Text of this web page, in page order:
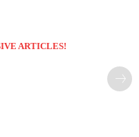
ARTICLES!